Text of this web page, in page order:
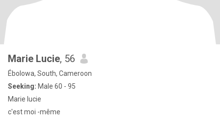
Marie Lucie, 56
Ébolowa, South, Cameroon
Seeking: Male 60 - 95
Marie lucie
c'est moi -même